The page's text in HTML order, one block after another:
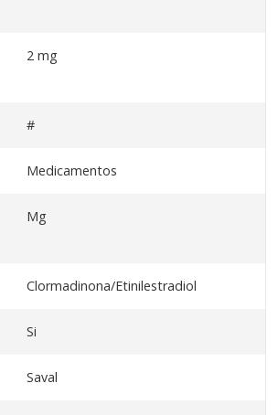
2 mg
#
Medicamentos
Mg
Clormadinona/Etinilestradiol
Si
Saval